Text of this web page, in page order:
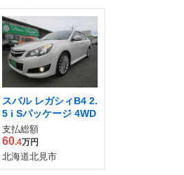
スバル レガシィB4 2.
5 i Sパッケージ 4WD
支払総額
60.4万円
北海道北見市